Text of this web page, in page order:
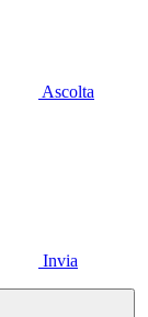
Ascolta
Invia